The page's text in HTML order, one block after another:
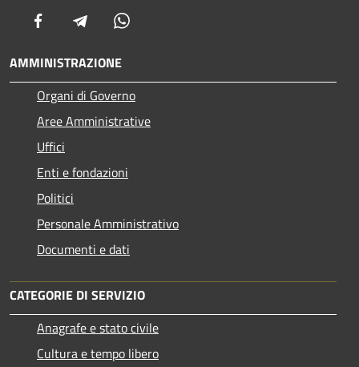
Facebook Telegram
AMMINISTRAZIONE
Organi di Governo
Aree Amministrative
Uffici
Enti e fondazioni
Politici
Personale Amministrativo
Documenti e dati
CATEGORIE DI SERVIZIO
Anagrafe e stato civile
Cultura e tempo libero